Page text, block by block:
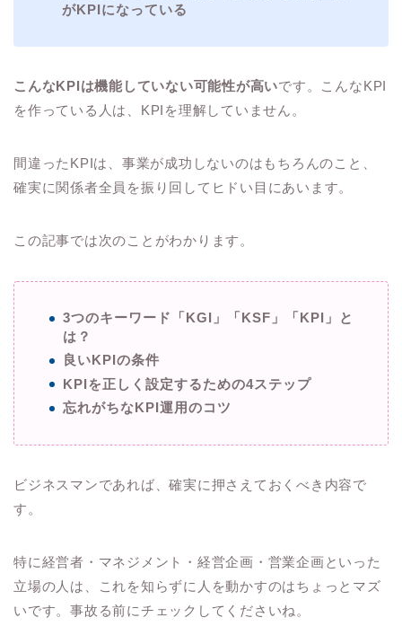
がKPIになっている
こんなKPIは機能していない可能性が高いです。こんなKPI
を作っている人は、KPIを理解していません。
間違ったKPIは、事業が成功しないのはもちろんのこと、
確実に関係者全員を振り回してヒドい目にあいます。
この記事では次のことがわかります。
3つのキーワード「KGI」「KSF」「KPI」と
は？
良いKPIの条件
KPIを正しく設定するための4ステップ
忘れがちなKPI運用のコツ
ビジネスマンであれば、確実に押さえておくべき内容で
す。
特に経営者・マネジメント・経営企画・営業企画といった
立場の人は、これを知らずに人を動かすのはちょっとマズ
いです。事故る前にチェックしてくださいね。